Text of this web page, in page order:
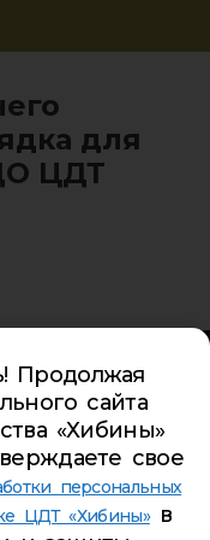
для
ЦДТ
Продолжая
сайта
«Хибины»
свое
персональных
ЦДТ «Хибины»в